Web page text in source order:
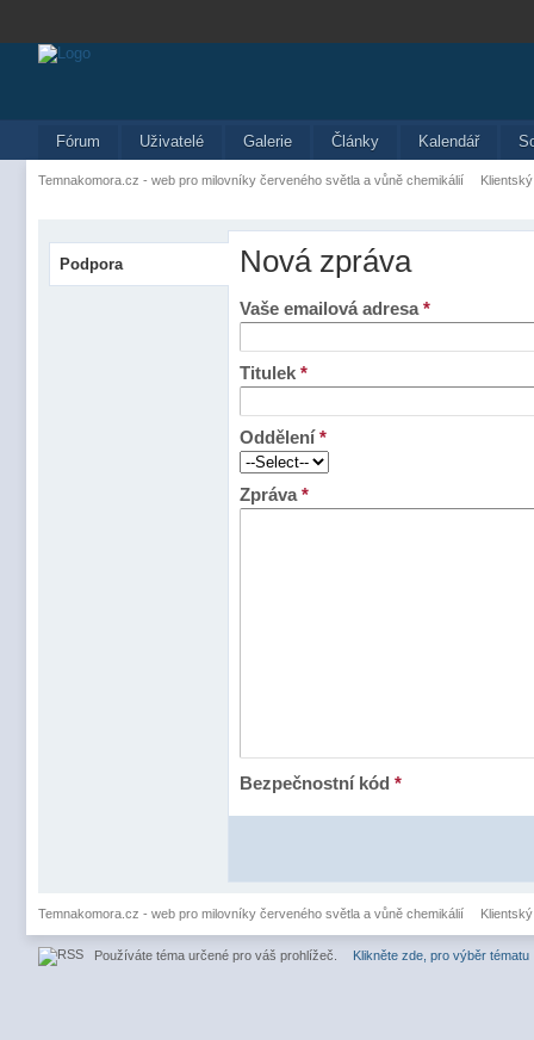
Fórum Uživatelé Galerie Články Kalendář
Temnakomora.cz - web pro milovníky červeného světla a vůně chemikálií
Podpora Nová zpráva
Vaše emailová adresa*
Titulek *
Oddělení*
Zpráva*
Bezpečnostní kód *
Temnakomora.cz - web pro milovníky červeného světla a vůně chemikálií
Používáte téma určené pro váš prohlížeč. Klikněte zde, pro výběr tématu